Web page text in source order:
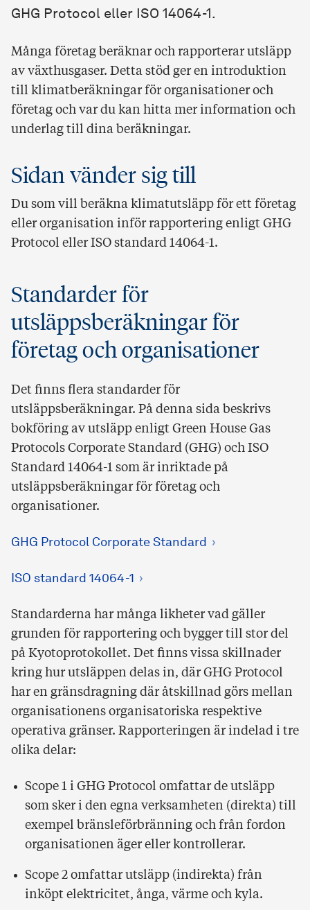
GHG Protocol eller ISO 14064-1.
Många företag beräknar och rapporterar utsläpp
av växthusgaser. Detta stöd ger en introduktion
till klimatberäkningar för organisationer och
företag och var du kan hitta mer information och
underlag till dina beräkningar.
Sidan vänder sig till
Du som vill beräkna klimatutsläpp för ett företag
eller organisation inför rapportering enligt GHG
Protocol eller ISO standard 14064-1.
Standarder för
utsläppsberäkningar för
företag och organisationer
Det finns flera standarder för
utsläppsberäkningar. På denna sida beskrivs
bokföring av utsläpp enligt Green House Gas
Protocols Corporate Standard (GHG) och ISO
Standard 14064-1 som är inriktade på
utsläppsberäkningar för företag och
organisationer.
GHG Protocol Corporate Standard
ISO standard 14064-1
Standarderna har många likheter vad gäller
grunden för rapportering och bygger till stor del
på Kyotoprotokollet. Det finns vissa skillnader
kring hur utsläppen delas in, där GHG Protocol
har en gränsdragning där åtskillnad görs mellan
organisationens organisatoriska respektive
operativa gränser. Rapporteringen är indelad i tre
olika delar:
Scope 1 i GHG Protocol omfattar de utsläpp
som sker i den egna verksamheten (direkta) till
exempel bränsleförbränning och från fordon
organisationen äger eller kontrollerar.
Scope 2 omfattar utsläpp (indirekta) från
inköpt elektricitet, ånga, värme och kyla.